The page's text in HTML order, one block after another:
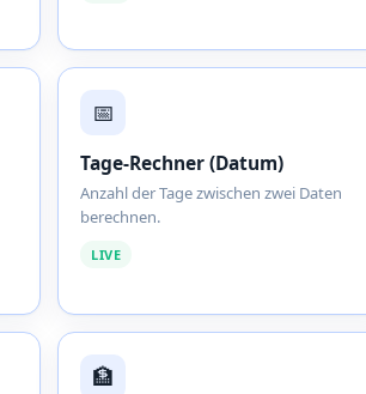
📅
Tage-Rechner (Datum)
Anzahl der Tage zwischen zwei Daten
berechnen.
LIVE
🏦